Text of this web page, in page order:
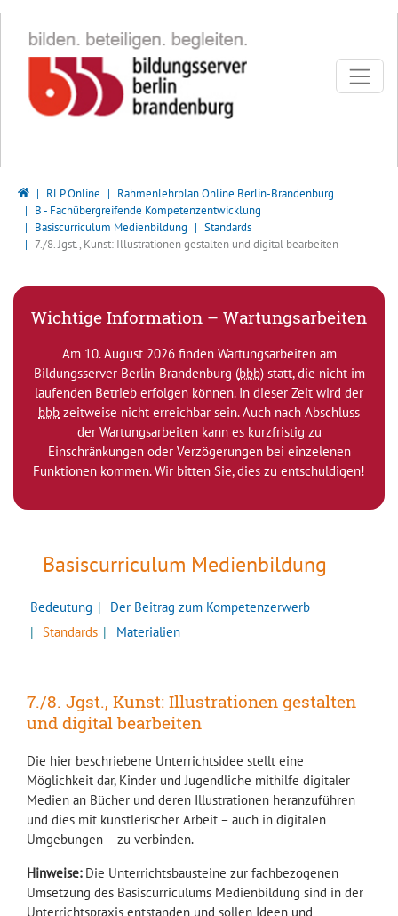
Bildungsserver Berlin - Brandenburg
RLP Online
Rahmenlehrplan Online Berlin-Brandenburg
B - Fachübergreifende Kompetenzentwicklung
Basiscurriculum Medienbildung
Standards
7./8. Jgst., Kunst: Illustrationen gestalten und digital bearbeiten
Wichtige Information – Wartungsarbeiten
Am 10. August 2026 finden Wartungsarbeiten am
Bildungsserver Berlin-Brandenburg (bbb) statt, die nicht im
laufenden Betrieb erfolgen können. In dieser Zeit wird der
bbb zeitweise nicht erreichbar sein. Auch nach Abschluss
der Wartungsarbeiten kann es kurzfristig zu
Einschränkungen oder Verzögerungen bei einzelenen
Funktionen kommen. Wir bitten Sie, dies zu entschuldigen!
Basiscurriculum Medienbildung
Bedeutung
Der Beitrag zum Kompetenzerwerb
Standards
Materialien
7./8. Jgst., Kunst: Illustrationen gestalten
und digital bearbeiten
Die hier beschriebene Unterrichtsidee stellt eine
Möglichkeit dar, Kinder und Jugendliche mithilfe digitaler
Medien an Bücher und deren Illustrationen heranzuführen
und dies mit künstlerischer Arbeit – auch in digitalen
Umgebungen – zu verbinden.
Hinweise:Die Unterrichtsbausteine zur fachbezogenen
Umsetzung des Basiscurriculums Medienbildung sind in der
Unterrichtspraxis entstanden und sollen Ideen und